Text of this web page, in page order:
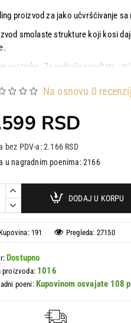
proizvod za jako učvršćivanje
smolaste strukture koji kosi
upotrebe: Za najbolje rezultate,
Dostupno
proizvoda: 1016
poeni: Kupovinom osvajate 108
Kupovina: 191 Pregleda: 27150
Na osnovu 0
RSD
bez PDV-a: 2.166 RSD
u nagradnim poenima: 2166
DODAJ U KORPU